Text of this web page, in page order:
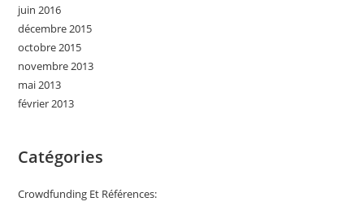
juin 2016
décembre 2015
octobre 2015
novembre 2013
mai 2013
février 2013
Catégories
Crowdfunding Et Références: